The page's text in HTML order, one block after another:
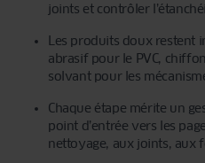
joints et contrôler
Les produits doux restent
abrasif pour le PVC,
solvant pour les
Chaque étape mérite un
point d’entrée vers les
nettoyage, aux joints, aux